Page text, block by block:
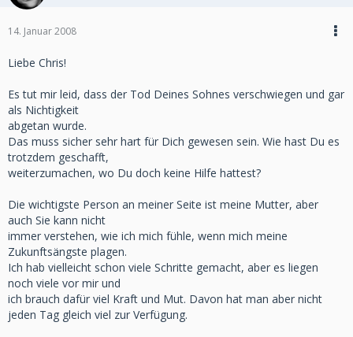
14. Januar 2008
Liebe Chris!
Es tut mir leid, dass der Tod Deines Sohnes verschwiegen und gar
als Nichtigkeit
abgetan wurde.
Das muss sicher sehr hart für Dich gewesen sein. Wie hast Du es
trotzdem geschafft,
weiterzumachen, wo Du doch keine Hilfe hattest?
Die wichtigste Person an meiner Seite ist meine Mutter, aber
auch Sie kann nicht
immer verstehen, wie ich mich fühle, wenn mich meine
Zukunftsängste plagen.
Ich hab vielleicht schon viele Schritte gemacht, aber es liegen
noch viele vor mir und
ich brauch dafür viel Kraft und Mut. Davon hat man aber nicht
jeden Tag gleich viel zur Verfügung.